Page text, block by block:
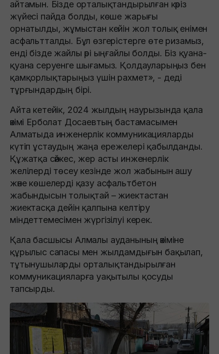
айтамын. Бізде орталықтандырылған кәріз
жүйесі пайда болды, көше жарығы
орнатылды, жұмыстан кейін жол толық енімен
асфальтталды. Бұл өзгерістерге өте ризамыз,
енді бізде жайлы әрі ыңғайлы болды. Біз қуана-
қуана серуенге шығамыз. Қолдауларыңыз бен
қамқорлықтарыңыз үшін рахмет», - деді
тұрғындардың бірі.
Айта кетейік, 2024 жылдың наурызында қала
әкімі Ерболат Досаевтың бастамасымен
Алматыда инженерлік коммуникацияларды
күтіп ұстаудың жаңа ережелері қабылданды.
Құжатқа сәйкес, жер асты инженерлік
желілерді төсеу кезінде жол жабынын ашу
және көшелерді қазу асфальтбетон
жабындысын толықтай – жиектастан
жиектасқа дейін қалпына келтіру
міндеттемесімен жүргізілуі керек.
Қала басшысы Алмалы ауданының әкіміне
құрылыс сапасы мен жылдамдығын бақылап,
тұтынушыларды орталықтандырылған
коммуникацияларға уақытылы қосуды
тапсырды.